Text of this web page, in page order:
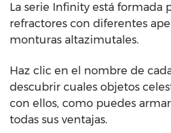
La serie Infinity está formada
refractores con diferentes
monturas altazimutales.
Haz clic en el nombre de
descubrir cuales objetos
con ellos, como puedes
todas sus ventajas.